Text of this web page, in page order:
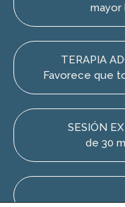
mayor
TERAPIA
Favorece que
SESIÓN
de 30